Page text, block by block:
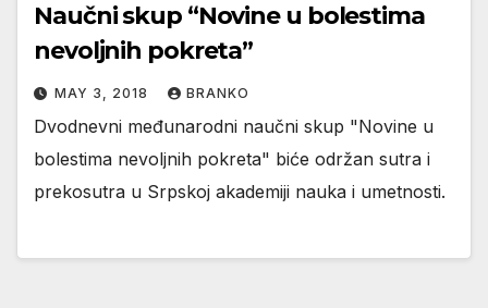
Naučni skup “Novine u bolestima
nevoljnih pokreta”
MAY 3, 2018 BRANKO
Dvodnevni međunarodni naučni skup "Novine u
bolestima nevoljnih pokreta" biće održan sutra i
prekosutra u Srpskoj akademiji nauka i umetnosti.